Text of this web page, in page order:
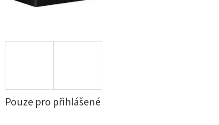
Pouze pro přihlášené